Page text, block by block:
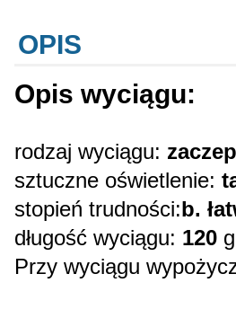
OPIS
Opis wyciągu:
rodzaj wyciągu:
sztuczne oświetlenie:
stopień trudności:b.
długość wyciągu: 120
Przy wyciągu